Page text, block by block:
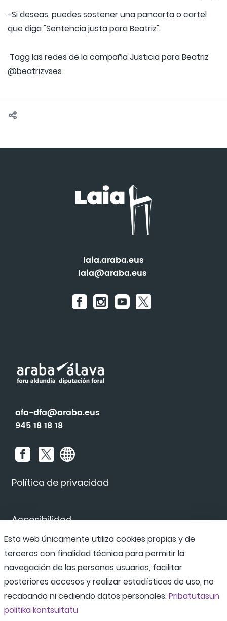
-Si deseas, puedes sostener una pancarta o cartel
que diga "Sentencia justa para Beatriz".
Tagg las redes de la campaña Justicia para Beatriz
@beatrizvses
Política de privacidad
Accesibilidad
Canal de denuncias
laia.araba.eus
laia@araba.eus
afa-dfa@araba.eus
945 18 18 18
Esta web únicamente utiliza cookies propias y de
terceros con finalidad técnica para permitir la
navegación de las personas usuarias, facilitar
posteriores accesos y realizar estadísticas de uso, no
recabando ni cediendo datos personales.Pribatutasun
politika kontsultatu